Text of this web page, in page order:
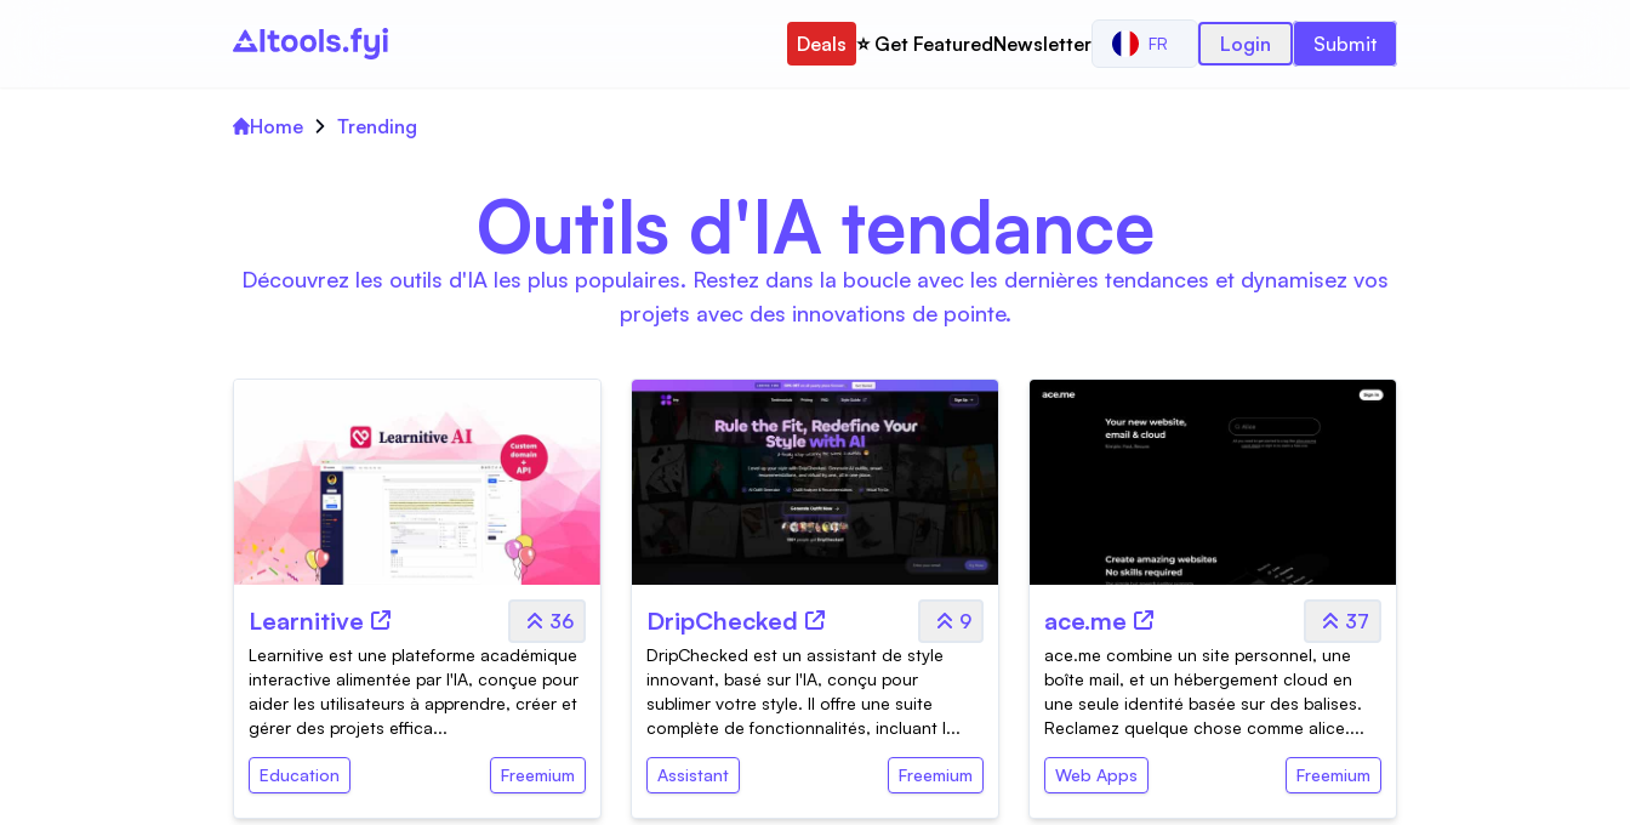
Deals ⭐️ Get FeaturedNewsletter FR Login Submit
Home Trending
Outils d'IA tendance
Découvrez les outils d'IA les plus populaires. Restez dans la boucle avec les dernières tendances et dynamisez vos
projets avec des innovations de pointe.
Learnitive 36
Learnitive est une plateforme académique
interactive alimentée par l'IA, conçue pour
aider les utilisateurs à apprendre, créer et
gérer des projets effica...
Education Freemium
DripChecked 9
DripChecked est un assistant de style
innovant, basé sur l'IA, conçu pour
sublimer votre style. Il offre une suite
complète de fonctionnalités, incluant l...
Assistant Freemium
ace.me 37
ace.me combine un site personnel, une
boîte mail, et un hébergement cloud en
une seule identité basée sur des balises.
Reclamez quelque chose comme alice....
Web Apps Freemium